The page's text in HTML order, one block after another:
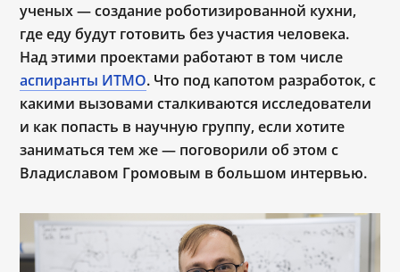
ученых — создание роботизированной кухни,
где еду будут готовить без участия человека.
Над этими проектами работают в том числе
аспиранты ИТМО. Что под капотом разработок, с
какими вызовами сталкиваются исследователи
и как попасть в научную группу, если хотите
заниматься тем же ― поговорили об этом с
Владиславом Громовым в большом интервью.